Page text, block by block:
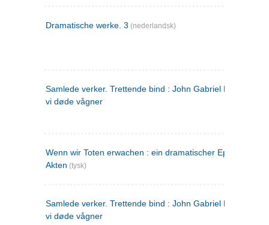
Dramatische werke. 3 (nederlandsk)
Samlede verker. Trettende bind : John Gabriel Borkman ;
vi døde vågner
Wenn wir Toten erwachen : ein dramatischer Epilog in drei
Akten (tysk)
Samlede verker. Trettende bind : John Gabriel Borkman ;
vi døde vågner